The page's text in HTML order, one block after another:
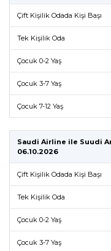
Çift Kişilik Odada Kişi Başı
Tek Kişilik Oda
Çocuk 0-2 Yaş
Çocuk 3-7 Yaş
Çocuk 7-12 Yaş
Saudi Airline ile Suudi
06.10.2026
Çift Kişilik Odada Kişi Başı
Tek Kişilik Oda
Çocuk 0-2 Yaş
Çocuk 3-7 Yaş